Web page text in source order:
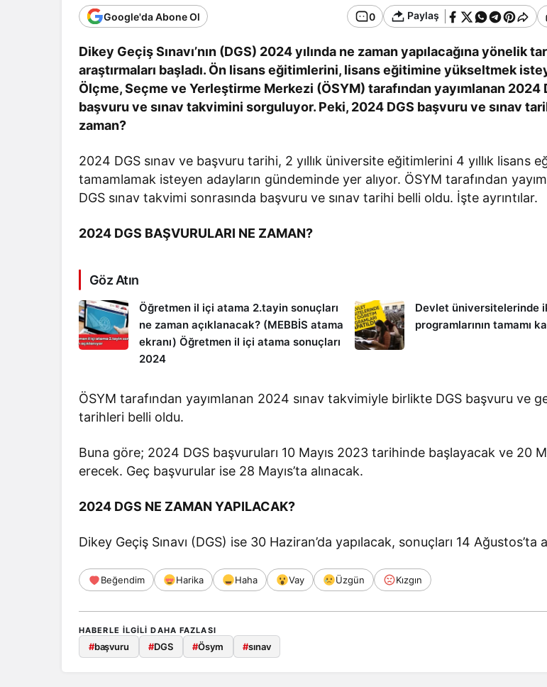
Google'da Abone Ol 0 Paylaş
Dikey Geçiş Sınavı’nın (DGS) 2024 yılında ne zaman yapılacağına yönelik
araştırmaları başladı. Ön lisans eğitimlerini, lisans eğitimine yükseltmek
Ölçme, Seçme ve Yerleştirme Merkezi (ÖSYM) tarafından yayımlanan 2024
başvuru ve sınav takvimini sorguluyor. Peki, 2024 DGS başvuru ve sınav
zaman?
2024 DGS sınav ve başvuru tarihi, 2 yıllık üniversite eğitimlerini 4 yıllık lisans
tamamlamak isteyen adayların gündeminde yer alıyor. ÖSYM tarafından
DGS sınav takvimi sonrasında başvuru ve sınav tarihi belli oldu. İşte ayrıntılar.
2024 DGS BAŞVURULARI NE ZAMAN?
Göz Atın
Öğretmen il içi atama 2.tayin sonuçları
ne zaman açıklanacak? (MEBBİS atama
ekranı) Öğretmen il içi atama sonuçları
2024
Devlet üniversitelerinde
programlarının tamamı
ÖSYM tarafından yayımlanan 2024 sınav takvimiyle birlikte DGS başvuru ve
tarihleri belli oldu.
Buna göre; 2024 DGS başvuruları 10 Mayıs 2023 tarihinde başlayacak ve 20
erecek. Geç başvurular ise 28 Mayıs’ta alınacak.
2024 DGS NE ZAMAN YAPILACAK?
Dikey Geçiş Sınavı (DGS) ise 30 Haziran’da yapılacak, sonuçları 14 Ağustos’ta
Beğendim Harika Haha Vay Üzgün Kızgın
HABERLE ILGILI DAHA FAZLASI
#başvuru #DGS #Ösym #sınav